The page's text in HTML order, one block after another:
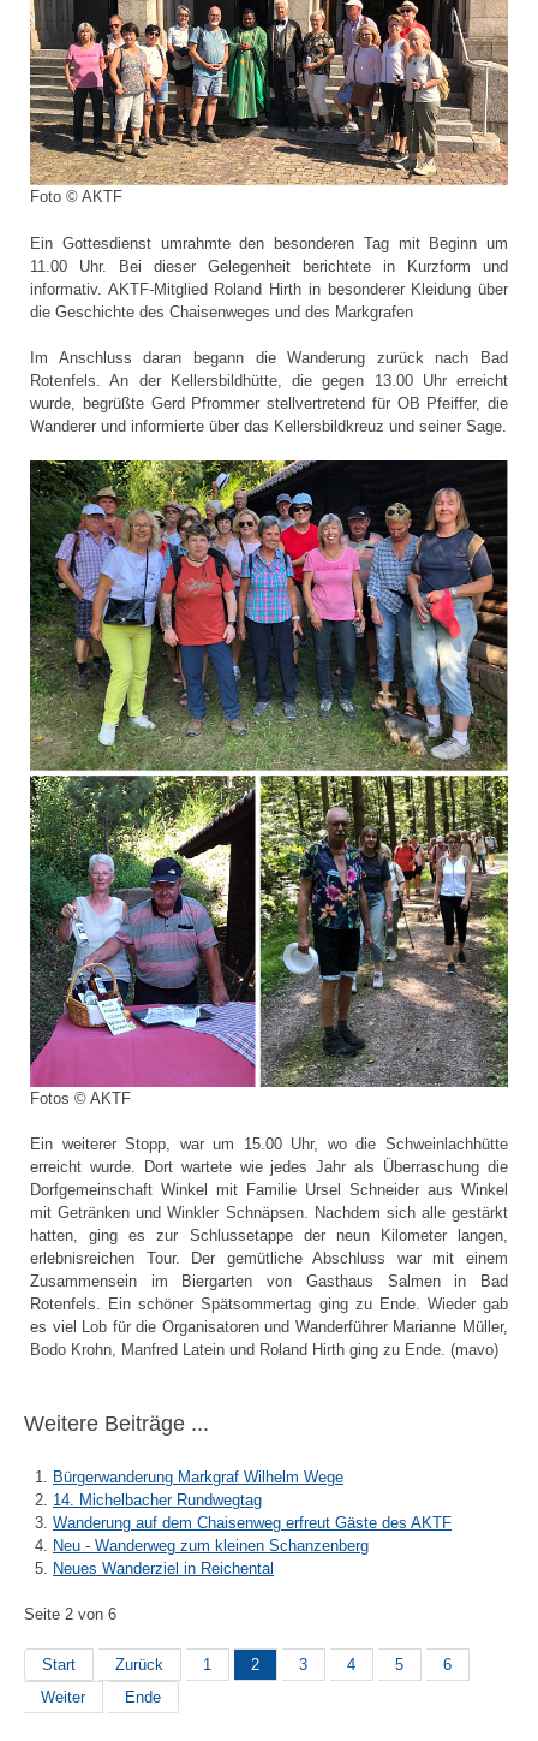
Foto © AKTF
Ein Gottesdienst umrahmte den besonderen Tag mit Beginn um
11.00 Uhr. Bei dieser Gelegenheit berichtete in Kurzform und
informativ. AKTF-Mitglied Roland Hirth in besonderer Kleidung über
die Geschichte des Chaisenweges und des Markgrafen
Im Anschluss daran begann die Wanderung zurück nach Bad
Rotenfels. An der Kellersbildhütte, die gegen 13.00 Uhr erreicht
wurde, begrüßte Gerd Pfrommer stellvertretend für OB Pfeiffer, die
Wanderer und informierte über das Kellersbildkreuz und seiner Sage.
Fotos © AKTF
Ein weiterer Stopp, war um 15.00 Uhr, wo die Schweinlachhütte
erreicht wurde. Dort wartete wie jedes Jahr als Überraschung die
Dorfgemeinschaft Winkel mit Familie Ursel Schneider aus Winkel
mit Getränken und Winkler Schnäpsen. Nachdem sich alle gestärkt
hatten, ging es zur Schlussetappe der neun Kilometer langen,
erlebnisreichen Tour. Der gemütliche Abschluss war mit einem
Zusammensein im Biergarten von Gasthaus Salmen in Bad
Rotenfels. Ein schöner Spätsommertag ging zu Ende. Wieder gab
es viel Lob für die Organisatoren und Wanderführer Marianne Müller,
Bodo Krohn, Manfred Latein und Roland Hirth ging zu Ende. (mavo)
Weitere Beiträge ...
Bürgerwanderung Markgraf Wilhelm Wege
14. Michelbacher Rundwegtag
Wanderung auf dem Chaisenweg erfreut Gäste des AKTF
Neu - Wanderweg zum kleinen Schanzenberg
Neues Wanderziel in Reichental
Seite 2 von 6
Start Zurück 1 2 3 4 5
6
Weiter
Ende